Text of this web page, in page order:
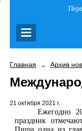
Главная → Архив
21 октября 2021 г.
Ежегодно
праздник